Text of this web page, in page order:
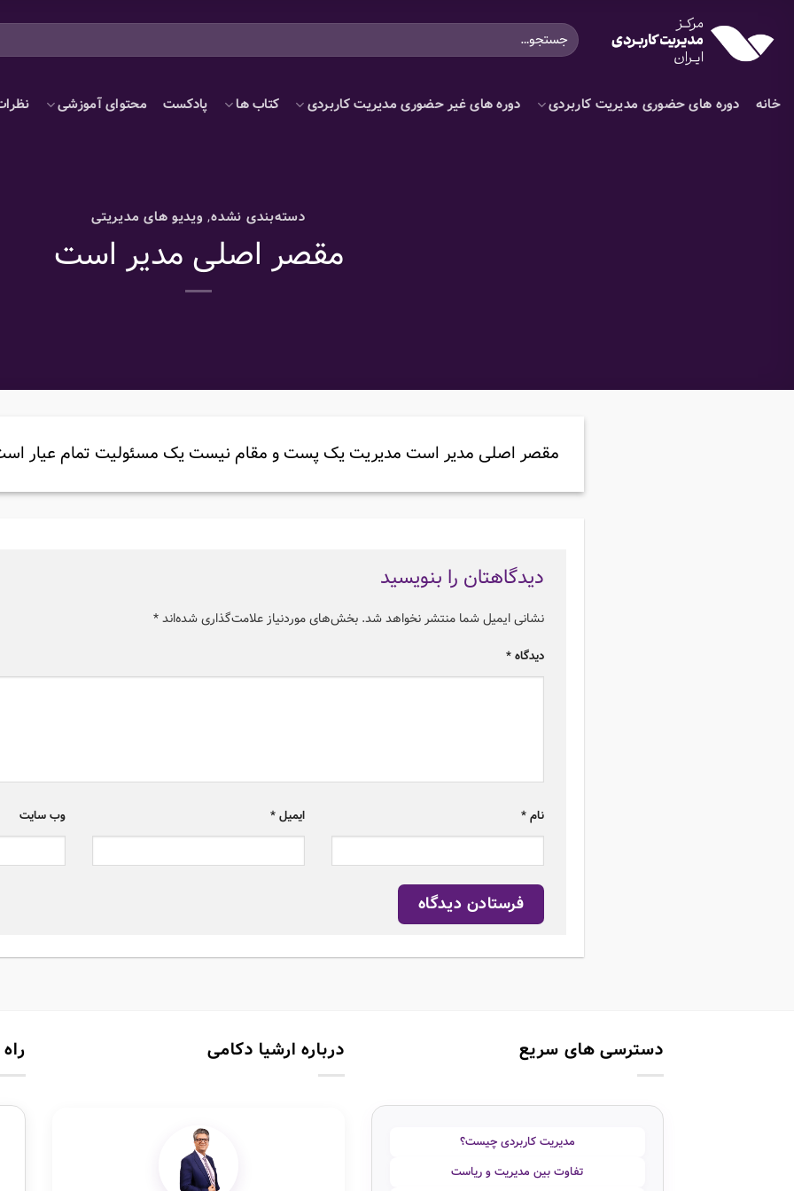
content
جستجو
برای:
خانه دوره های حضوری مدیریت کاربردی دوره های غیر حضوری مدیریت کاربردی کتاب ها پادکست محتوای آموزشی
دسته‌بندی نشده, ویدیو های مدیریتی
مقصر اصلی مدیر است
مقصر اصلی مدیر است مدیریت یک پست و مقام نیست یک مسئولیت تمام عیار
دیدگاهتان را بنویسید
نشانی ایمیل شما منتشر نخواهد شد. بخش‌های موردنیاز علامت‌گذاری شده‌اند*
دیدگاه *
نام * ایمیل * وب‌ سایت
دسترسی های سریع
مدیریت کاربردی چیست؟
تفاوت بین مدیریت و ریاست
درباره ارشیا دکامی